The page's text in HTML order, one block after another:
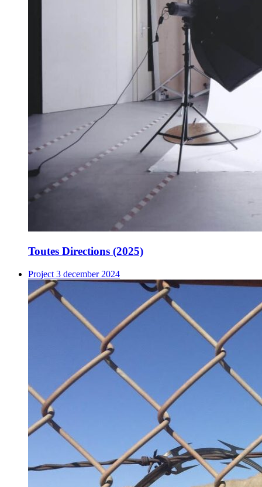
Toutes Directions (2025)
Project 3 december 2024